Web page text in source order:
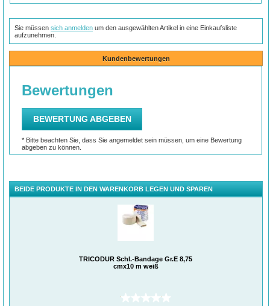
Sie müssensich anmelden um den ausgewählten Artikel in eine Einkaufsliste
aufzunehmen.
Kundenbewertungen
BEIDE PRODUKTE IN DEN WARENKORB LEGEN UND SPAREN
TRICODUR Schl.-Bandage Gr.E 8,75
cmx10 m weiß
(0)